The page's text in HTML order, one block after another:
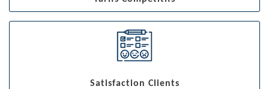
Satisfaction Clients